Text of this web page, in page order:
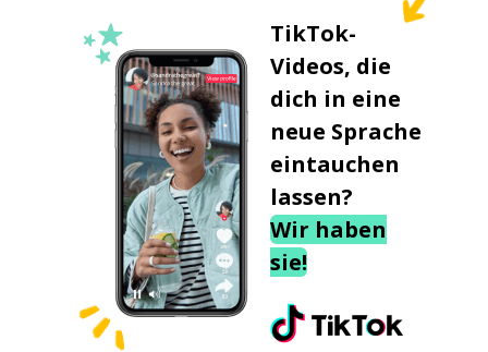
TikTok-
Videos, die
dich in eine
neue Sprache
eintauchen
lassen?
Wir haben
sie!